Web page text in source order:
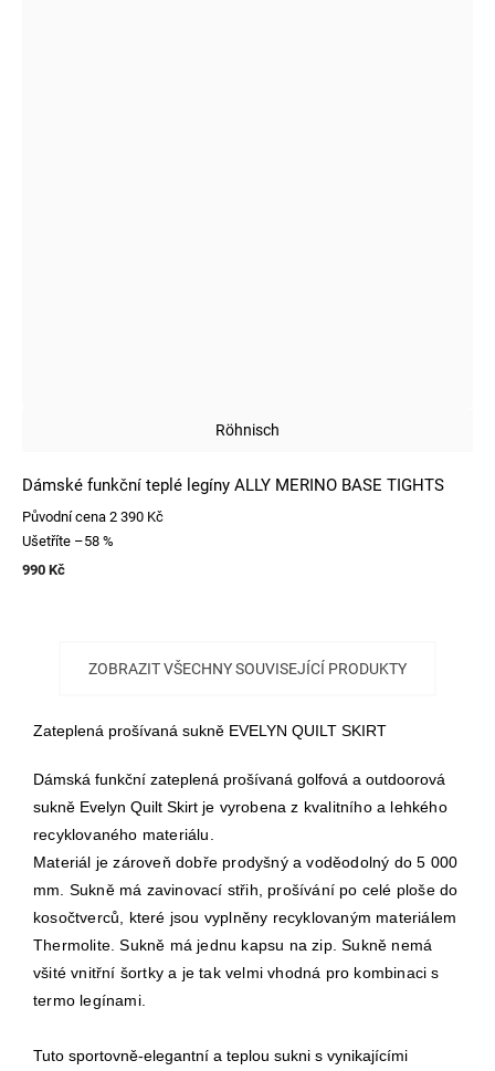
Röhnisch
Dámské funkční teplé legíny ALLY MERINO BASE TIGHTS
Původní cena 2 390 Kč
Ušetříte –58 %
990 Kč
ZOBRAZIT VŠECHNY SOUVISEJÍCÍ PRODUKTY
Zateplená prošívaná sukně EVELYN QUILT SKIRT
Dámská funkční zateplená prošívaná golfová a outdoorová
sukně Evelyn Quilt Skirt je vyrobena z kvalitního a lehkého
recyklovaného materiálu.
Materiál je zároveň dobře prodyšný a voděodolný do 5 000
mm. Sukně má zavinovací střih, prošívání po celé ploše do
kosočtverců, které jsou vyplněny recyklovaným materiálem
Thermolite. Sukně má jednu kapsu na zip. Sukně nemá
všité vnitřní šortky a je tak velmi vhodná pro kombinaci s
termo legínami.
Tuto sportovně-elegantní a teplou sukni s vynikajícími